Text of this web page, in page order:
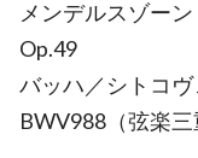
メンデルスゾー
Op.49
バッハ／シトコ
BWV988（弦楽三